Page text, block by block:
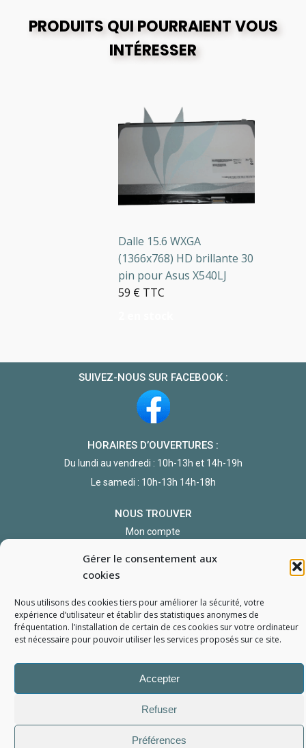
Gérer le consentement aux
cookies
Nous utilisons des cookies tiers pour améliorer la sécurité, votre
expérience d’utilisateur et établir des statistiques anonymes de
fréquentation. l’installation de certain de ces cookies sur votre ordinateur
est nécessaire pour pouvoir utiliser les services proposés sur ce site.
Accepter
Refuser
Préférences
PRODUITS QUI POURRAIENT VOUS
INTÉRESSER
Dalle 15.6 WXGA
(1366x768) HD brillante 30
pin pour Asus X540LJ
59 € TTC
SUIVEZ-NOUS SUR FACEBOOK :
HORAIRES D’OUVERTURES :
Du lundi au vendredi : 10h-13h et 14h-19h
Le samedi : 10h-13h 14h-18h
NOUS TROUVER
Mon compte
L'Atelier du Portable2006 - 2026Tous droits réservés
Politique de confidentialité